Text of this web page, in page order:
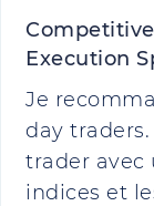
Execution
Je
day
trader avec
indices et